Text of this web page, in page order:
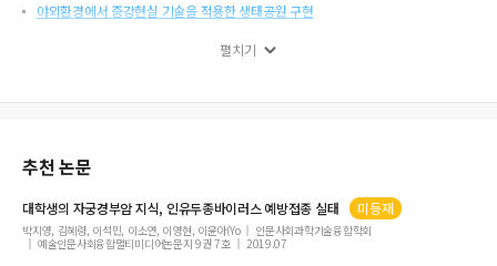
야외환경에서 증강현실 기술을 적용한 생태공원 구현
건강사정실습 교육에서 성찰일지 작성이 간호대학생의 메타인지 학습몰입 및 셀프
조직 구성원의 혁신성과와 협업패턴에 대한 인지적 편향 분석: 미국 특허 발명자 정
보 중심으로
융복합적 의미를 담은 유머광고 스토리보드에 대한 담화 해석 초점 연구
펼치기
추천 논문
대학생의 자궁경부암지식, 인유두종바이러스 예방접종 실태 미등재
박지영, 김혜령, 이석민, 이소연, 이영현, 이윤아(Yo
인문사회과학기술융합학회
예술인문사회융합멀티미디어논문지 9권 7호
2019.07